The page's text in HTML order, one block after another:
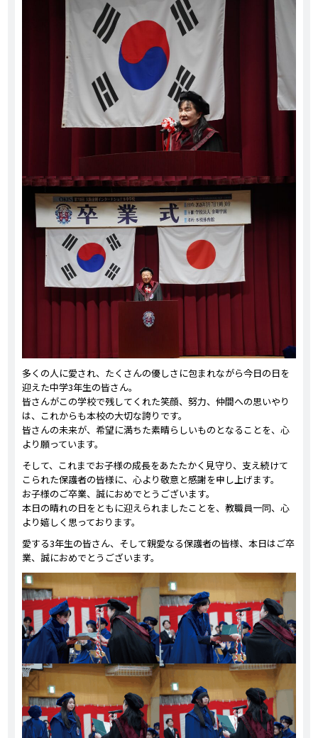
多くの人に愛され、たくさんの優しさに包まれながら今日の日を
迎えた中学3年生の皆さん。
皆さんがこの学校で残してくれた笑顔、努力、仲間への思いやり
は、これからも本校の大切な誇りです。
皆さんの未来が、希望に満ちた素晴らしいものとなることを、心
より願っています。
そして、これまでお子様の成長をあたたかく見守り、支え続けて
こられた保護者の皆様に、心より敬意と感謝を申し上げます。
お子様のご卒業、誠におめでとうございます。
本日の晴れの日をともに迎えられましたことを、教職員一同、心
より嬉しく思っております。
愛する3年生の皆さん、そして親愛なる保護者の皆様、本日はご卒
業、誠におめでとうございます。